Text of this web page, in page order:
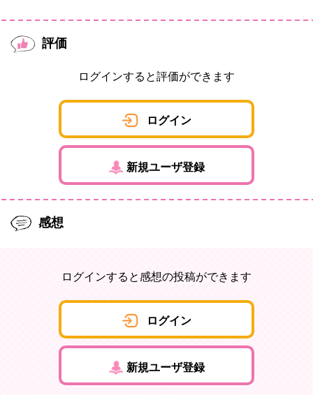
評価
ログインすると評価ができます
ログイン
新規ユーザ登録
感想
ログインすると感想の投稿ができます
ログイン
新規ユーザ登録